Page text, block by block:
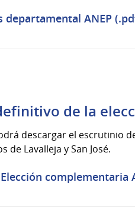
departamental ANEP
de la
descargar el escrutinio
de Lavalleja y San José.
complementaria